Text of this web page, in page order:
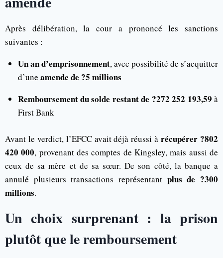
Après délibération, la cour a prononcé les sanctions
suivantes :
Un an d’emprisonnement, avec possibilité de s’acquitter
d’une amende de ?5 millions
Remboursement du solde restant de ?272 252 193,59 à
First Bank
Avant le verdict, l’EFCC avait déjà réussi àrécupérer ?802
420 000, provenant des comptes de Kingsley, mais aussi de
ceux de sa mère et de sa sœur. De son côté, la banque a
annulé plusieurs transactions représentant plus de ?300
millions.
Un choix surprenant : la prison
plutôt que le remboursement